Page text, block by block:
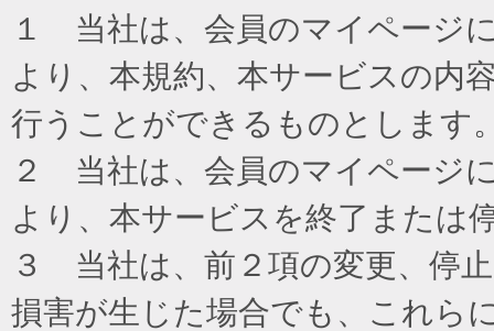
１ 当社は、会員のマイページ
より、本規約、本サービスの内
行うことができるものとします
２ 当社は、会員のマイページ
より、本サービスを終了または
３ 当社は、前２項の変更、停
損害が生じた場合でも、これら